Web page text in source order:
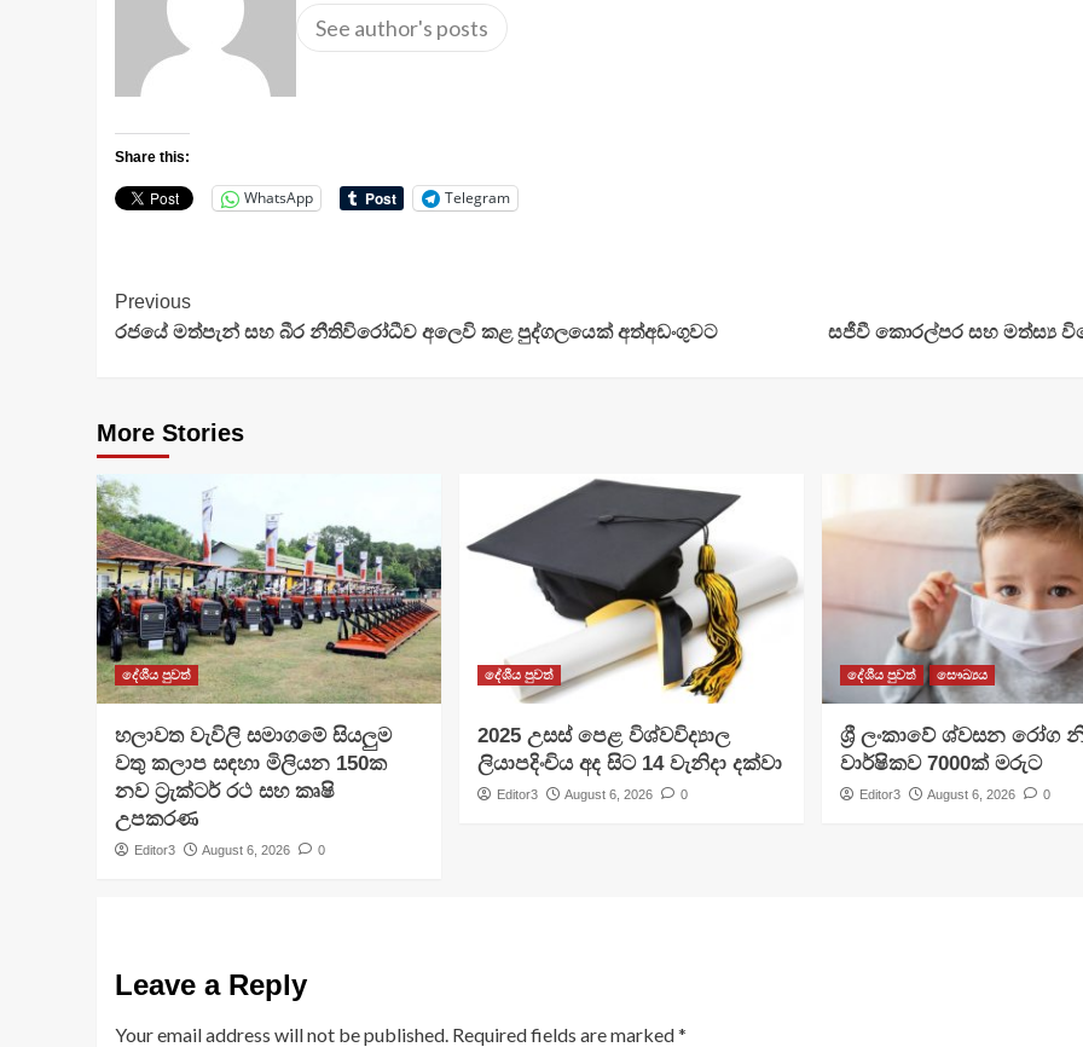
See author's posts
Share this:
WhatsApp Telegram
Continue
Reading
Previous
රජයේ මත්පැන් සහ බීර නීතිවිරෝධීව අලෙවි කළ පුද්ගලයෙක් අත්අඩංගුවට
සජීවී කොරල්පර සහ මත්ස්‍ය
More Stories
දේශීය පුවත්
හලාවත වැවිලි සමාගමේ සියලුම
වතු කලාප සඳහා මිලියන 150ක
නව ට්‍රැක්ටර් රථ සහ කෘෂි
උපකරණ
Editor3 August 6, 2026 0
දේශීය පුවත්
​2025 උසස් පෙළ විශ්වවිද්‍යාල
ලියාපදිංචිය අද සිට 14 වැනිදා දක්වා
Editor3 August 6, 2026 0
දේශීය පුවත් සෞඛ්‍යය
ශ්‍රී ලංකාවේ ශ්වසන රෝග
වාර්ෂිකව 7000ක් මරුට
Editor3 August 6, 2026 0
Leave a Reply
Your email address will not be published. Required fields are marked*